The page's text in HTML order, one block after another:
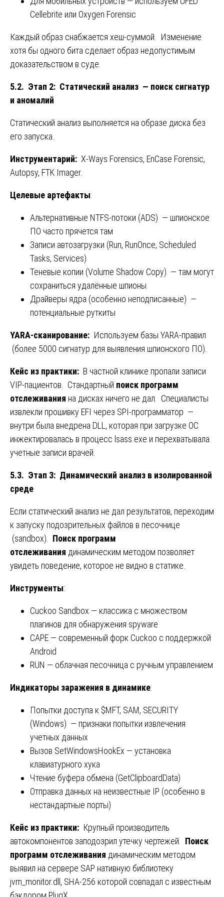
Cellebrite или Oxygen Forensic
Каждый образ снабжается хеш-суммой. Изменение
хотя бы одного бита сделает образ недопустимым
доказательством в суде.
5.2. Этап 2: Статический анализ — поиск сигнатур
и аномалий
Статический анализ выполняется на образе диска без
его запуска.
Инструментарий: X-Ways Forensics, EnCase Forensic,
Autopsy, FTK Imager.
Целевые артефакты:
Альтернативные NTFS-потоки (ADS) — шпионское
ПО часто прячется там
Записи автозагрузки (Run, RunOnce, Scheduled
Tasks, Services)
Теневые копии (Volume Shadow Copy) — там могут
сохраниться удалённые шпионы
Драйверы ядра (особенно неподписанные) —
потенциальные руткиты
YARA-сканирование: Используем базы YARA-правил
(более 5000 сигнатур для выявления шпионского ПО).
Кейс из практики: В частной клинике пропали записи
VIP-пациентов. Стандартный поиск программ
отслеживания на дисках ничего не дал. Специалисты
извлекли прошивку EFI через SPI-программатор —
внутри была внедрена DLL, которая при загрузке ОС
инжектировалась в процесс lsass.exe и перехватывала
учетные записи врачей.
5.3. Этап 3: Динамический анализ в изолированной
среде
Если статический анализ не дал результатов, переходим
к запуску подозрительных файлов в песочнице
(sandbox). Поиск программ
отслеживания динамическим методом позволяет
увидеть поведение, которое не видно в статике.
Инструменты:
Cuckoo Sandbox — классика с множеством
плагинов для обнаружения spyware
CAPE — современный форк Cuckoo с поддержкой
Android
RUN — облачная песочница с ручным управлением
Индикаторы заражения в динамике:
Попытки доступа к $MFT, SAM, SECURITY
(Windows) — признаки попытки извлечения
учетных данных
Вызов SetWindowsHookEx — установка
клавиатурного хука
Чтение буфера обмена (GetClipboardData)
Отправка данных на неизвестные IP (особенно в
нестандартные порты)
Кейс из практики: Крупный производитель
автокомпонентов заподозрил утечку чертежей. Поиск
программ отслеживания динамическим методом
выявил на сервере SAP нативную библиотеку
jvm_monitor.dll, SHA-256 которой совпадал с известным